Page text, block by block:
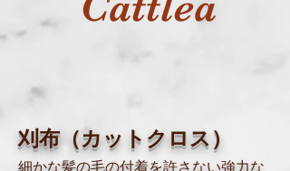
刈布（カットクロス）
細かな髪の毛の付着を許さない強力な